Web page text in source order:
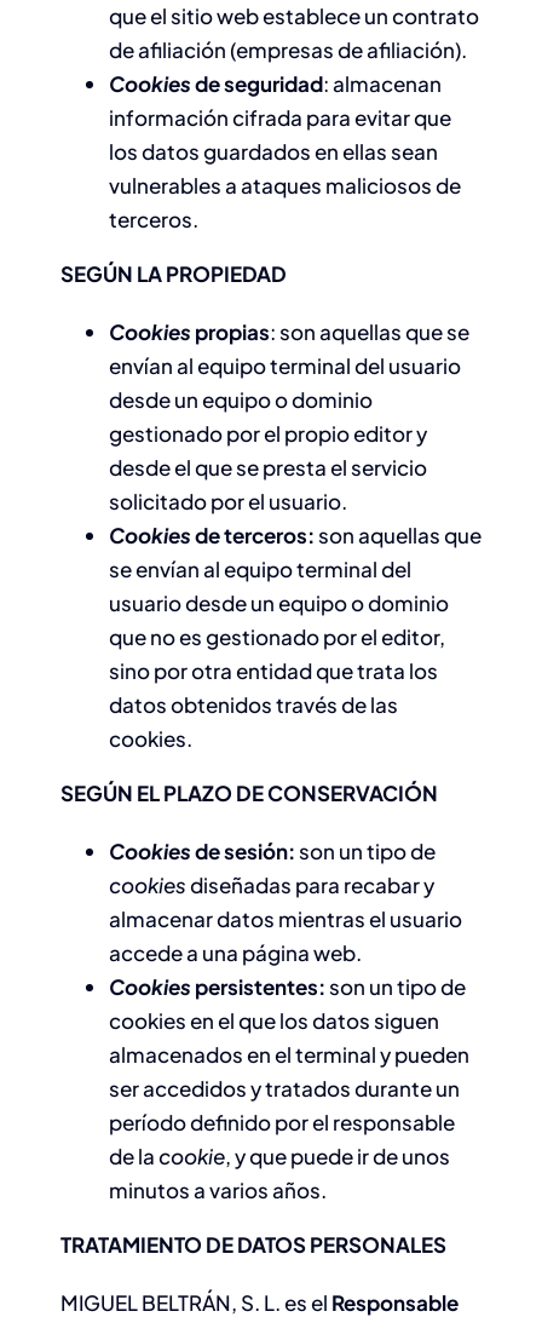
que el sitio web establece un contrato
de afiliación (empresas de afiliación).
Cookiesde seguridad: almacenan
información cifrada para evitar que
los datos guardados en ellas sean
vulnerables a ataques maliciosos de
terceros.
SEGÚN LA PROPIEDAD
Cookies propias: son aquellas que se
envían al equipo terminal del usuario
desde un equipo o dominio
gestionado por el propio editor y
desde el que se presta el servicio
solicitado por el usuario.
Cookiesde terceros:son aquellas que
se envían al equipo terminal del
usuario desde un equipo o dominio
que no es gestionado por el editor,
sino por otra entidad que trata los
datos obtenidos través de las
cookies.
SEGÚN EL PLAZO DE CONSERVACIÓN
Cookiesde sesión:son un tipo de
cookiesdiseñadas para recabar y
almacenar datos mientras el usuario
accede a una página web.
Cookies persistentes:son un tipo de
cookies en el que los datos siguen
almacenados en el terminal y pueden
ser accedidos y tratados durante un
período definido por el responsable
de lacookie, y que puede ir de unos
minutos a varios años.
TRATAMIENTO DE DATOS PERSONALES
MIGUEL BELTRÁN, S. L. es el Responsable